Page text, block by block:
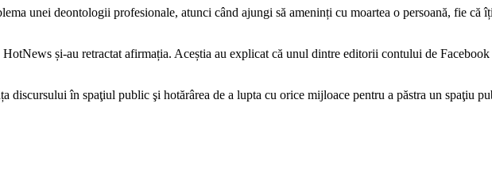
unei deontologii profesionale, atunci când ajungi să ameninți cu moartea o persoană, fie că
și-au retractat afirmația. Aceștia au explicat că unul dintre editorii contului de
discursului în spaţiul public şi hotărârea de a lupta cu orice mijloace pentru a păstra un spaţiu